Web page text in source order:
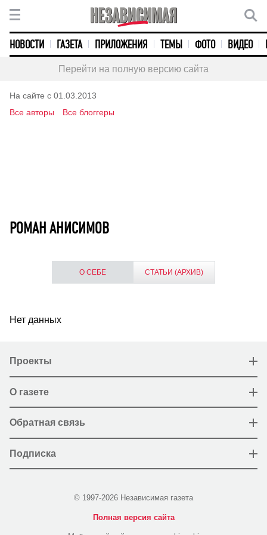
НОВОСТИ ГАЗЕТА ПРИЛОЖЕНИЯ ТЕМЫ ФОТО ВИДЕО
Перейти на полную версию сайта
На сайте с 01.03.2013
Все авторы
Все блоггеры
РОМАН АНИСИМОВ
О СЕБЕ СТАТЬИ (АРХИВ)
Нет данных
Проекты
О газете
Обратная связь
Подписка
© 1997-2026 Независимая газета
Полная версия сайта